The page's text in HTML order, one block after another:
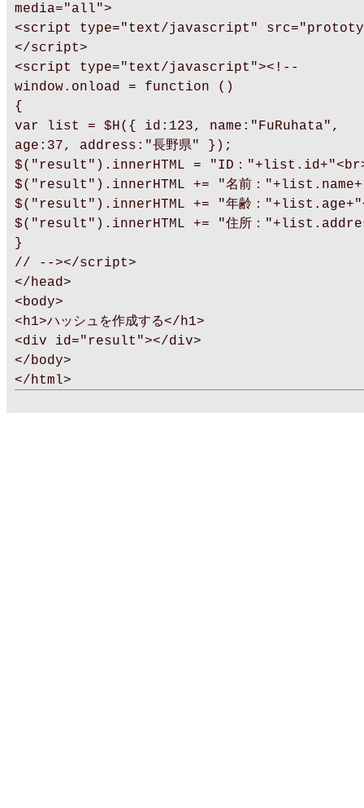
media="all">
<script type="text/javascript"
</script>
<script type="text/javascript"><!--
window.onload = function ()
{
var list = $H({ id:123, name:"FuRuhata",
age:37, address:"長野県" });
$("result").innerHTML = "ID：
$("result").innerHTML += "名前：
$("result").innerHTML += "年齢：
$("result").innerHTML += "住所：
}
// --></script>
</head>
<body>
<h1>ハッシュを作成する</h1>
<div id="result"></div>
</body>
</html>